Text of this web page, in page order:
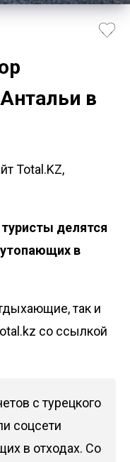
в
Total.KZ,
делятся
в
так и
со ссылкой
с турецкого
соцсети
в отходах. Со